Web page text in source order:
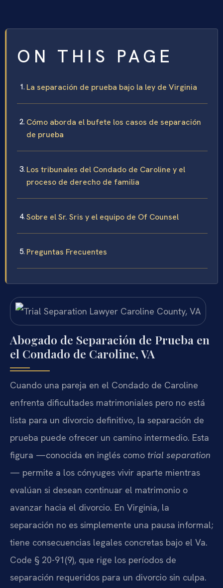
ON THIS PAGE
La separación de prueba bajo la ley de Virginia
Cómo aborda el bufete los casos de separación
de prueba
Los tribunales del Condado de Caroline y el
proceso de derecho de familia
Sobre el Sr. Sris y el equipo de Of Counsel
Preguntas Frecuentes
Abogado de Separación de Prueba en
el Condado de Caroline, VA
Cuando una pareja en el Condado de Caroline
enfrenta dificultades matrimoniales pero no está
lista para un divorcio definitivo, la separación de
prueba puede ofrecer un camino intermedio. Esta
figura —conocida en inglés como trial separation
— permite a los cónyuges vivir aparte mientras
evalúan si desean continuar el matrimonio o
avanzar hacia el divorcio. En Virginia, la
separación no es simplemente una pausa informal;
tiene consecuencias legales concretas bajo el Va.
Code § 20-91(9), que rige los períodos de
separación requeridos para un divorcio sin culpa.